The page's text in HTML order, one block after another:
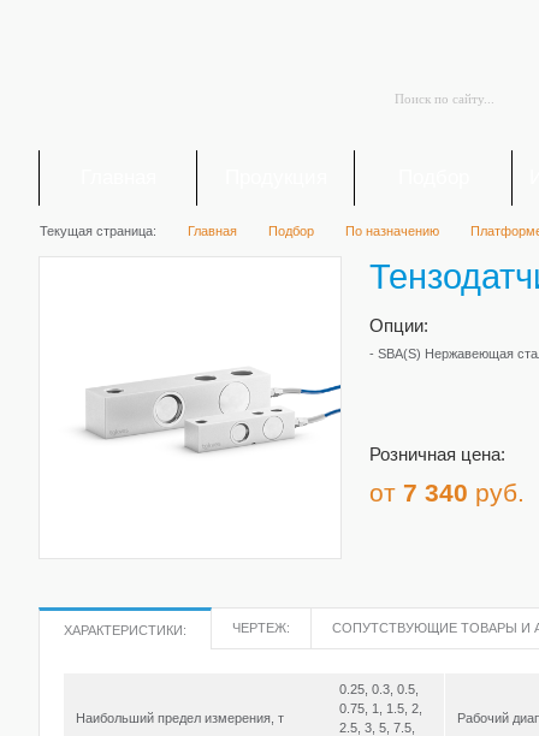
Текущая страница: Главная Подбор По назначению
Опции:
- SBA(S) Нержавеющая
Розничная цена:
от 7 340 руб.
ХАРАКТЕРИСТИКИ: ЧЕРТЕЖ: СОПУТСТВУЮЩИЕ ТОВАРЫ И
Наибольший предел измерения, т
0.25, 0.3, 0.5,
0.75, 1, 1.5, 2,
2.5, 3, 5, 7.5,
Рабочий